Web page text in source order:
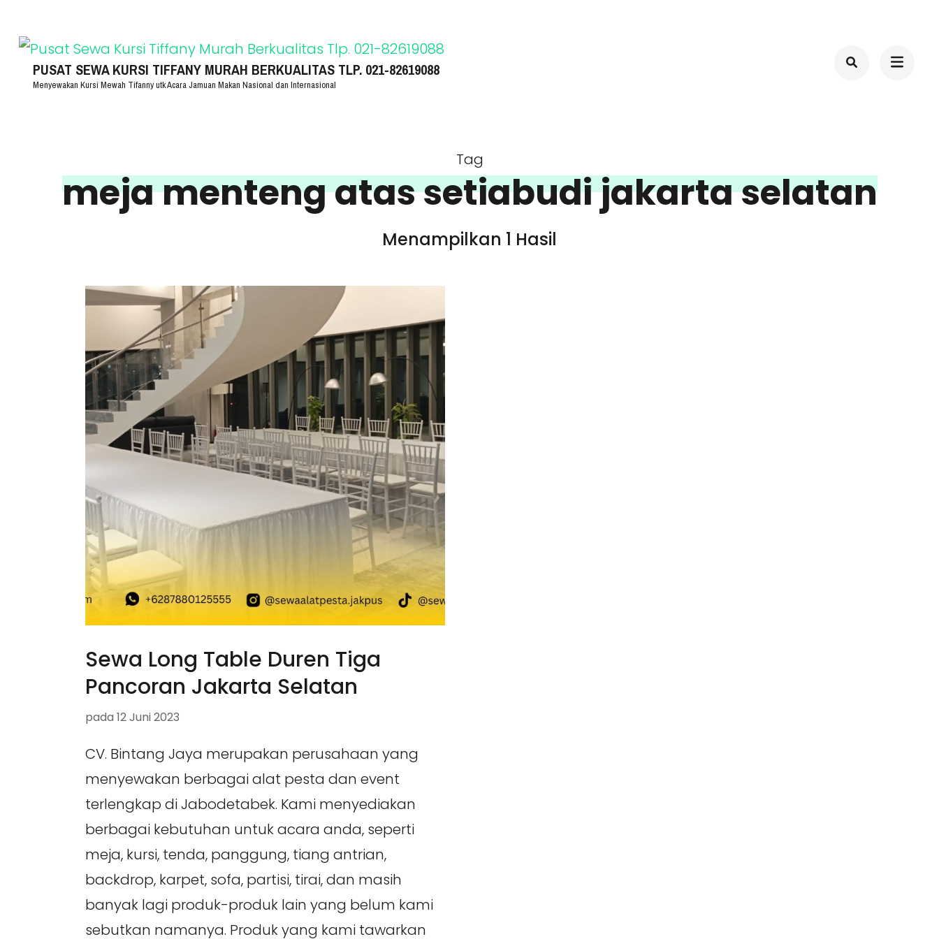
konten
(Tekan
PUSAT SEWA KURSI TIFFANY MURAH BERKUALITAS TLP. 021-82619088
Menyewakan Kursi Mewah Tifanny utk Acara Jamuan Makan Nasional dan Internasional
Tag
meja menteng atas setiabudi jakarta selatan
Menampilkan 1 Hasil
Sewa Long Table Duren Tiga
Pancoran Jakarta Selatan
pada 12 Juni 2023
CV. Bintang Jaya merupakan perusahaan yang
menyewakan berbagai alat pesta dan event
terlengkap di Jabodetabek. Kami menyediakan
berbagai kebutuhan untuk acara anda, seperti
meja, kursi, tenda, panggung, tiang antrian,
backdrop, karpet, sofa, partisi, tirai, dan masih
banyak lagi produk-produk lain yang belum kami
sebutkan namanya. Produk yang kami tawarkan